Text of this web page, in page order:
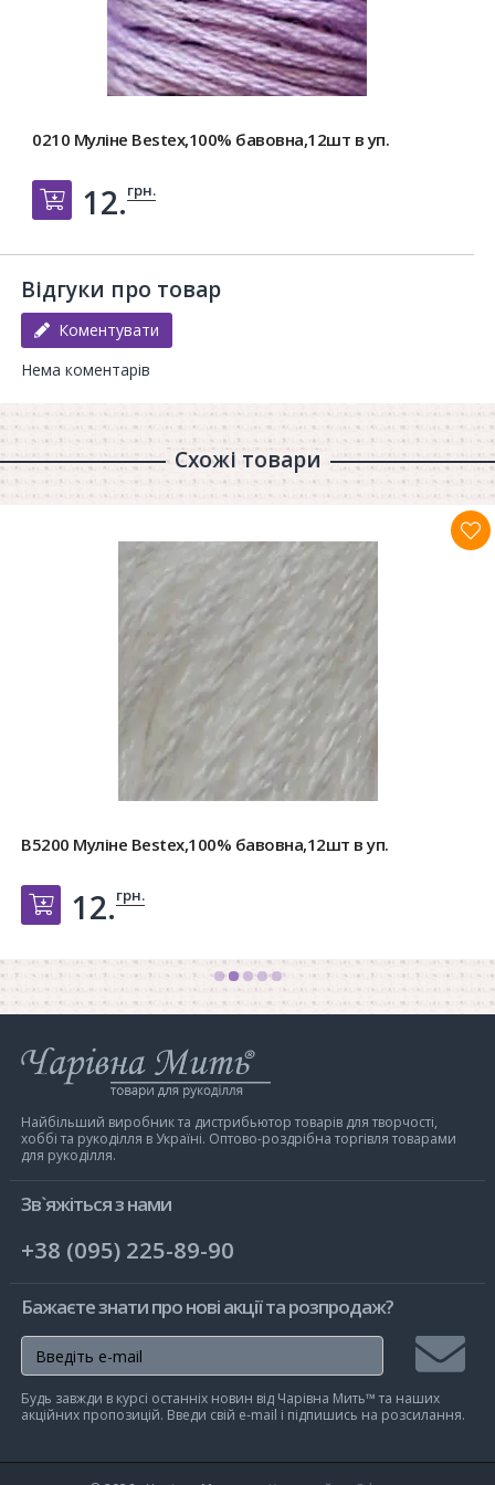
0210 Муліне Bestex,100% бавовна,12шт в уп.
Добавить в корзину
12.грн.
Відгуки про товар
Коментувати
Нема коментарів
Схожі товари
B5200 Муліне Bestex,100% бавовна,12шт в уп.
Добавить в корзину
12.грн.
Інтернет-
магазин
Мить
Найбільший виробник та дистрибьютор товарів для творчості,
хоббі та рукоділля в Україні. Оптово-роздрібна торгівля товарами
для рукоділля.
Зв`яжіться з нами
+38 (095) 225-89-90
Бажаєте знати про нові акції та розпродаж?
на
Будь завжди в курсі останніх новин від Чарівна Мить™ та наших
акційних пропозицій. Введи свій e-mail і підпишись на розсилання.